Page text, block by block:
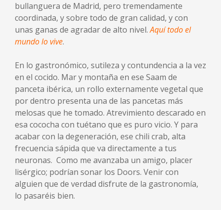
bullanguera de Madrid, pero tremendamente
coordinada, y sobre todo de gran calidad, y con
unas ganas de agradar de alto nivel.Aquí todo el
mundo lo vive.
En lo gastronómico, sutileza y contundencia a la vez
en el cocido. Mar y montaña en ese Saam de
panceta ibérica, un rollo externamente vegetal que
por dentro presenta una de las pancetas más
melosas que he tomado. Atrevimiento descarado en
esa cococha con tuétano que es puro vicio. Y para
acabar con la degeneración, ese chili crab, alta
frecuencia sápida que va directamente a tus
neuronas. Como me avanzaba un amigo, placer
lisérgico; podrían sonar los Doors. Venir con
alguien que de verdad disfrute de la gastronomía,
lo pasaréis bien.